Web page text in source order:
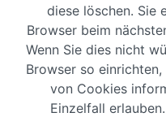
diese löschen. Sie
Browser beim
Wenn Sie dies nicht
Browser so
von Cookies
Einzelfall